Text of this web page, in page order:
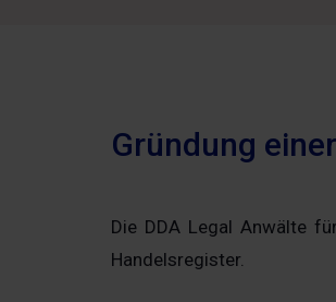
Gründung
Die DDA Legal Anwälte
Handelsregister.